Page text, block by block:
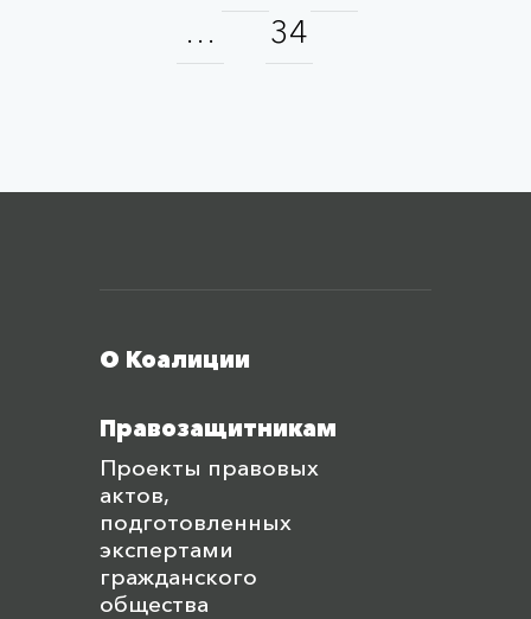
…
34
О Коалиции
Правозащитникам
Проекты правовых
актов,
подготовленных
экспертами
гражданского
общества